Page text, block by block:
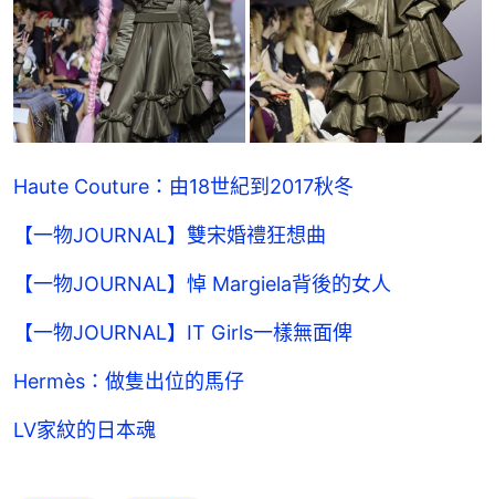
Haute Couture：由18世紀到2017秋冬
【一物JOURNAL】雙宋婚禮狂想曲
【一物JOURNAL】悼 Margiela背後的女人
【一物JOURNAL】IT Girls一樣無面俾
Hermès：做隻出位的馬仔
LV家紋的日本魂